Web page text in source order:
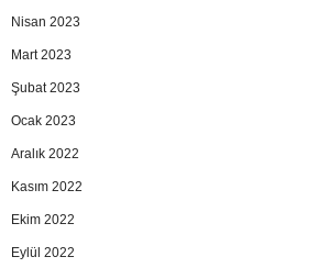
Nisan 2023
Mart 2023
Şubat 2023
Ocak 2023
Aralık 2022
Kasım 2022
Ekim 2022
Eylül 2022